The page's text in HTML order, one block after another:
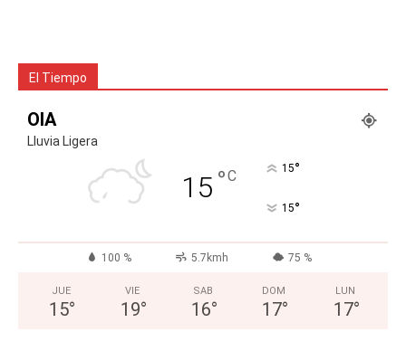
El Tiempo
OIA
Lluvia Ligera
15 °C 15°
15°
100 % 5.7kmh 75 %
JUE
15°
VIE
19°
SAB
16°
DOM
17°
LUN
17°